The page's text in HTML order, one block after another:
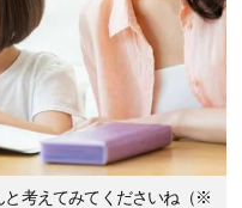
と考えてみてくださいね（※